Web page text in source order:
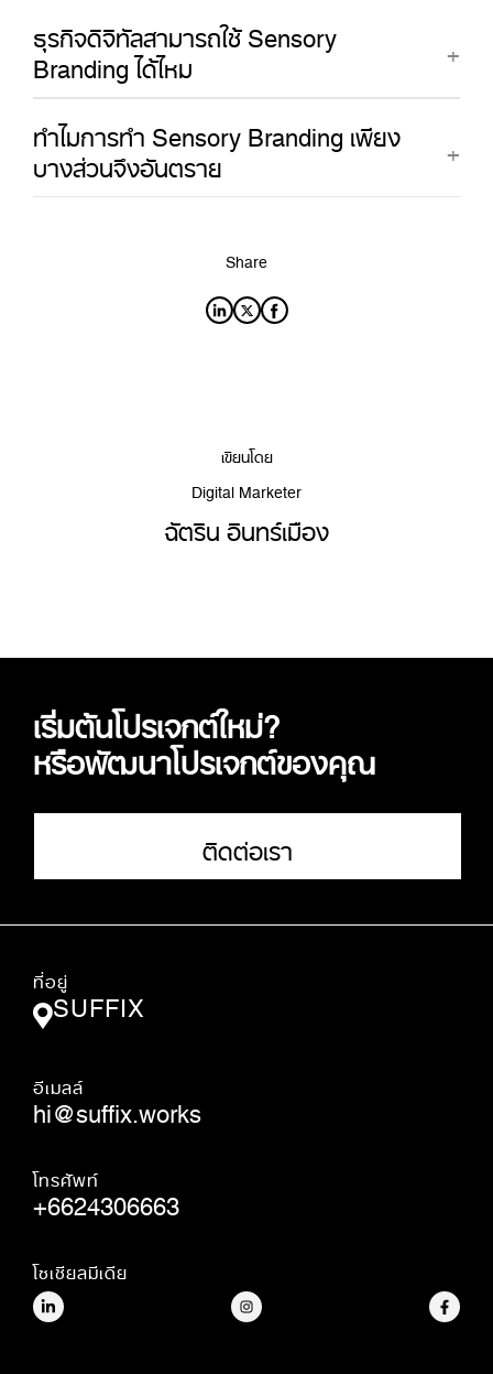
ธุรกิจดิจิทัลสามารถใช้ Sensory
Branding ได้ไหม
ทำไมการทำ Sensory Branding เพียง
บางส่วนจึงอันตราย
Share
เขียนโดย
Digital Marketer
ฉัตริน อินทร์เมือง
เริ่มต้นโปรเจกต์ใหม่?
หรือพัฒนาโปรเจกต์ของคุณ
ติดต่อเรา
ที่อยู่
SUFFIX
อีเมลล์
hi@suffix.works
โทรศัพท์
+6624306663
โซเชียลมีเดีย